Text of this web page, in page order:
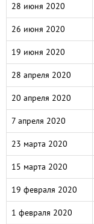
28 июня 2020
26 июня 2020
19 июня 2020
28 апреля 2020
20 апреля 2020
7 апреля 2020
23 марта 2020
15 марта 2020
19 февраля 2020
1 февраля 2020